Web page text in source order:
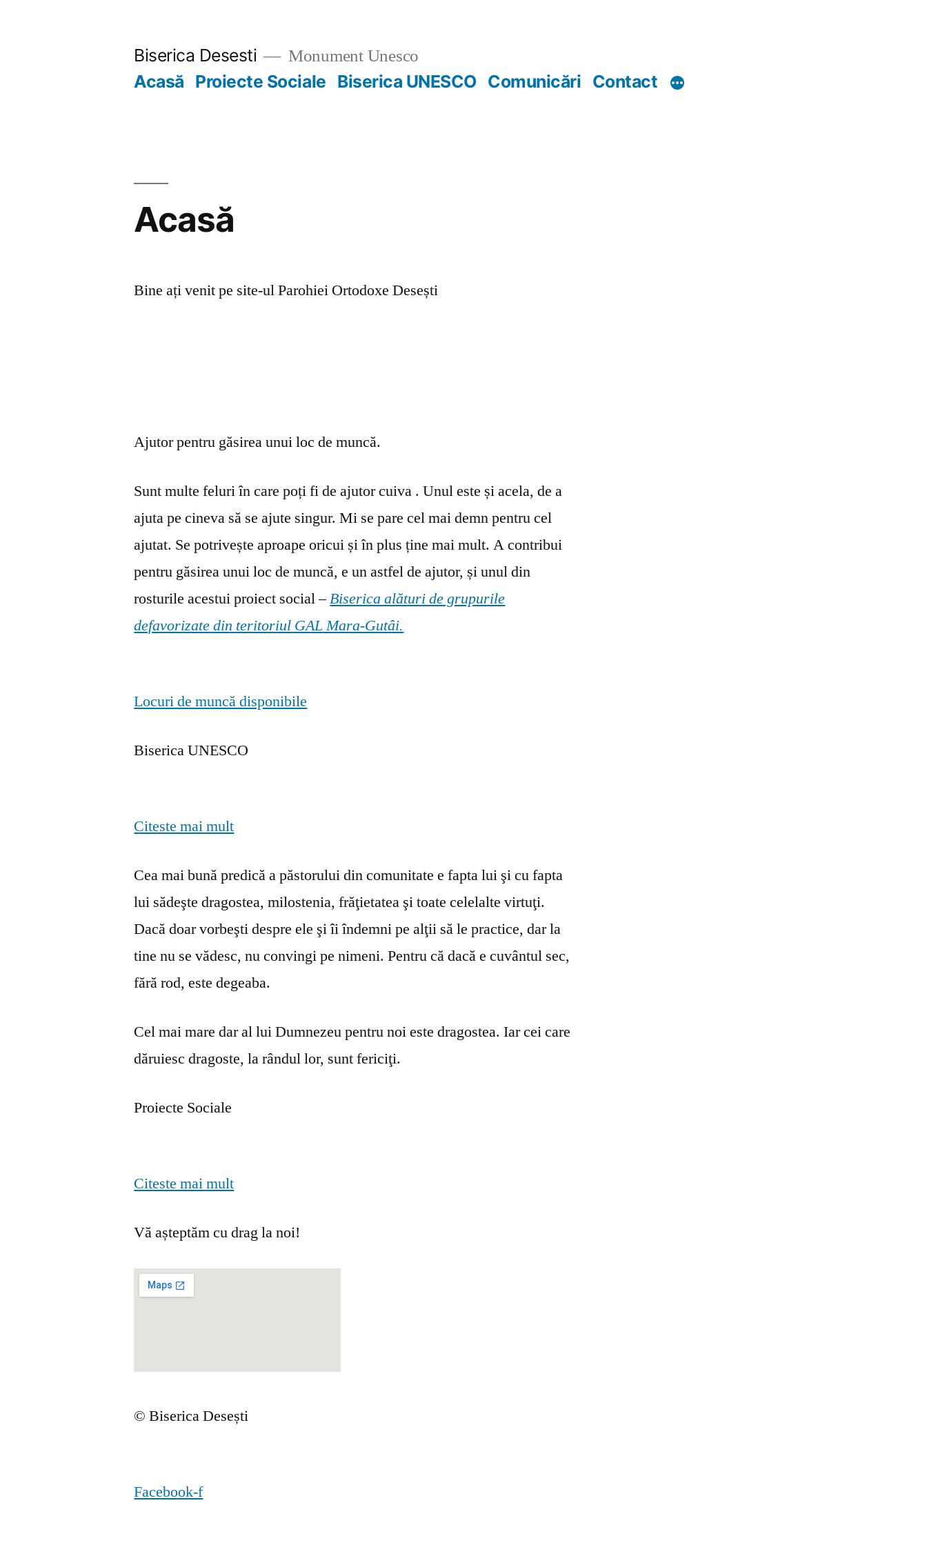
Biserica Desesti Monument Unesco
Acasă Proiecte Sociale Biserica UNESCO Comunicări Contact
Acasă
Bine ați venit pe site-ul Parohiei Ortodoxe Desești
Ajutor pentru găsirea unui loc de muncă.
Sunt multe feluri în care poți fi de ajutor cuiva . Unul este și acela, de a
ajuta pe cineva să se ajute singur. Mi se pare cel mai demn pentru cel
ajutat. Se potrivește aproape oricui și în plus ține mai mult. A contribui
pentru găsirea unui loc de muncă, e un astfel de ajutor, și unul din
rosturile acestui proiect social –Biserica alături de grupurile
defavorizate din teritoriul GAL Mara-Gutâi.
Locuri de muncă disponibile
Biserica UNESCO
Citeste mai mult
Cea mai bună predică a păstorului din comunitate e fapta lui şi cu fapta
lui sădeşte dragostea, milostenia, frăţietatea şi toate celelalte virtuţi.
Dacă doar vorbeşti despre ele şi îi îndemni pe alţii să le practice, dar la
tine nu se vă­desc, nu convingi pe nimeni. Pentru că dacă e cuvântul sec,
fără rod, este degeaba.
Cel mai mare dar al lui Dumnezeu pentru noi este dragostea. Iar cei care
dăruiesc dragoste, la rândul lor, sunt fericiţi.
Proiecte Sociale
Citeste mai mult
Vă așteptăm cu drag la noi!
© Biserica Desești
Facebook-f